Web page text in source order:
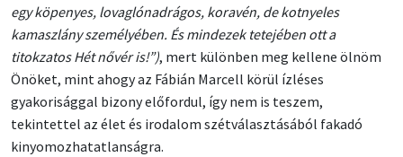
egy köpenyes, lovaglónadrágos, koravén, de kotnyeles
kamaszlány személyében. És mindezek tetejében ott a
titokzatos Hét nővér is!”), mert különben meg kellene ölnöm
Önöket, mint ahogy az Fábián Marcell körül ízléses
gyakorisággal bizony előfordul, így nem is teszem,
tekintettel az élet és irodalom szétválasztásából fakadó
kinyomozhatatlanságra.